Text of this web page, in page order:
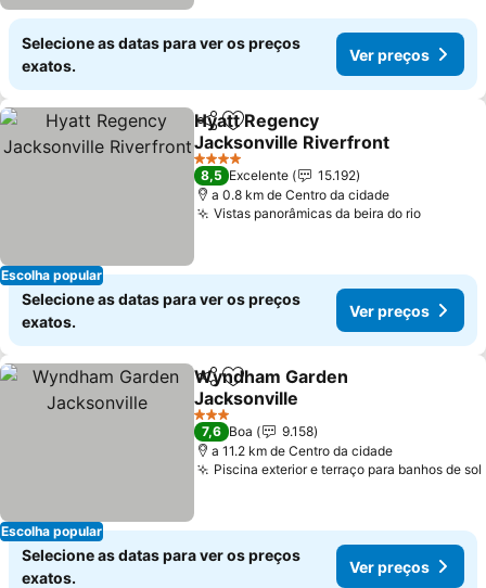
Selecione as datas para ver os preços
exatos.
Ver preços
Escolha popular
PartilharAdicionar aos favoritos
Hyatt Regency
Jacksonville Riverfront
Ver preços
4 Estrelas
8,5 Excelente
15.192
a 0.8 km de Centro da cidade
Vistas panorâmicas da beira do rioVer
Selecione as datas para ver os preços
exatos.
Ver preços
Escolha popular
PartilharAdicionar aos favoritos
Wyndham Garden
Jacksonville
Ver preços
3 Estrelas
7,6 Boa
9.158
a 11.2 km de Centro da cidade
Piscina exterior e terraço para banhos de sol
Selecione as datas para ver os preços
exatos.
Ver preços